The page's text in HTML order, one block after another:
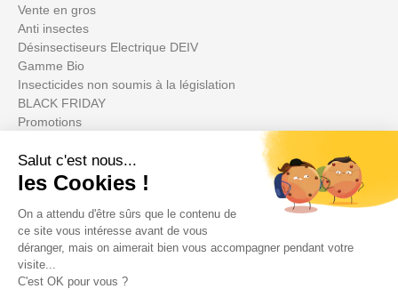
Vente en gros
Anti insectes
Désinsectiseurs Electrique DEIV
Gamme Bio
Insecticides non soumis à la législation
BLACK FRIDAY
Promotions
Su cuenta
Informations